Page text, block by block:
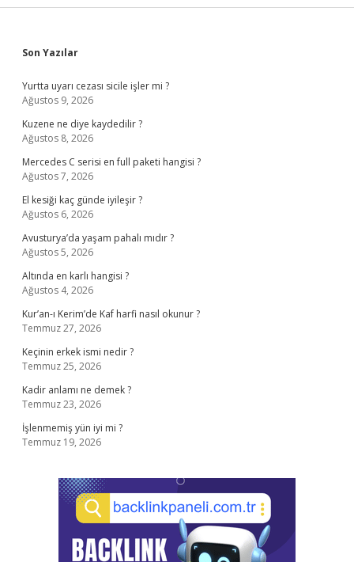
Sidebar
Son Yazılar
Yurtta uyarı cezası sicile işler mi ?
Ağustos 9, 2026
Kuzene ne diye kaydedilir ?
Ağustos 8, 2026
Mercedes C serisi en full paketi hangisi ?
Ağustos 7, 2026
El kesiği kaç günde iyileşir ?
Ağustos 6, 2026
Avusturya’da yaşam pahalı mıdır ?
Ağustos 5, 2026
Altında en karlı hangisi ?
Ağustos 4, 2026
Kur’an-ı Kerim’de Kaf harfi nasıl okunur ?
Temmuz 27, 2026
Keçinin erkek ismi nedir ?
Temmuz 25, 2026
Kadir anlamı ne demek ?
Temmuz 23, 2026
İşlenmemiş yün iyi mi ?
Temmuz 19, 2026